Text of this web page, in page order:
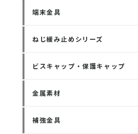
端末金具
ねじ緩み止めシリーズ
ビスキャップ・保護キャップ
金属素材
補強金具